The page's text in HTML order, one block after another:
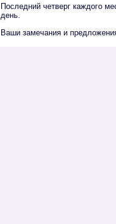
Последний четверг каждого
день.
Ваши замечания и